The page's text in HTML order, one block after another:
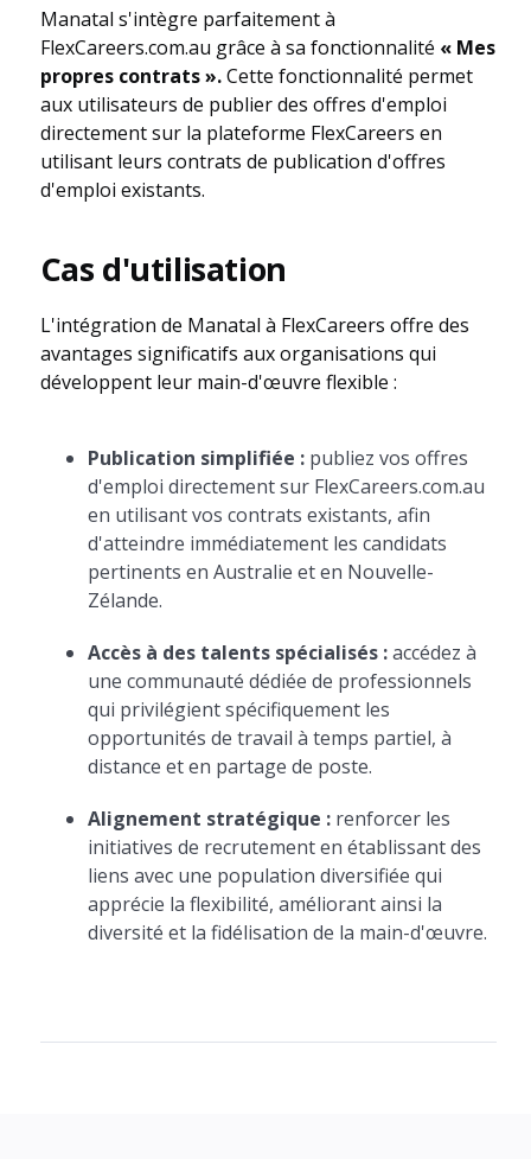
Manatal s'intègre parfaitement à
FlexCareers.com.au grâce à sa fonctionnalité « Mes
propres contrats ».Cette fonctionnalité permet
aux utilisateurs de publier des offres d'emploi
directement sur la plateforme FlexCareers en
utilisant leurs contrats de publication d'offres
d'emploi existants.
Cas d'utilisation
L'intégration de Manatal à FlexCareers offre des
avantages significatifs aux organisations qui
développent leur main-d'œuvre flexible :
Publication simplifiée :publiez vos offres
d'emploi directement sur FlexCareers.com.au
en utilisant vos contrats existants, afin
d'atteindre immédiatement les candidats
pertinents en Australie et en Nouvelle-
Zélande.
Accès à des talents spécialisés :accédez à
une communauté dédiée de professionnels
qui privilégient spécifiquement les
opportunités de travail à temps partiel, à
distance et en partage de poste.
Alignement stratégique :renforcer les
initiatives de recrutement en établissant des
liens avec une population diversifiée qui
apprécie la flexibilité, améliorant ainsi la
diversité et la fidélisation de la main-d'œuvre.